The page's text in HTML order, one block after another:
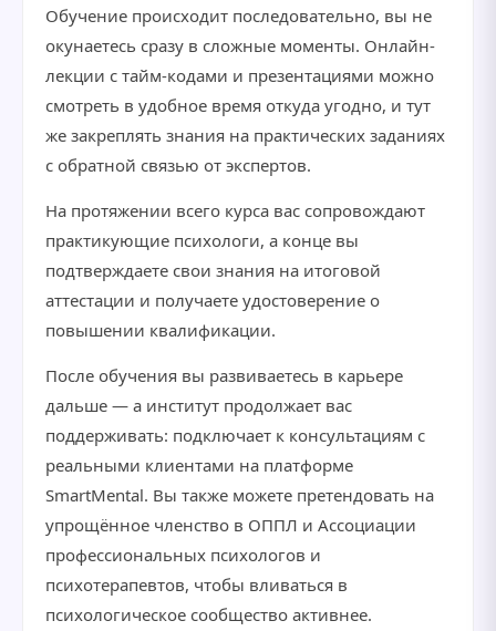
Обучение происходит последовательно, вы не
окунаетесь сразу в сложные моменты. Онлайн-
лекции с тайм-кодами и презентациями можно
смотреть в удобное время откуда угодно, и тут
же закреплять знания на практических заданиях
с обратной связью от экспертов.
На протяжении всего курса вас сопровождают
практикующие психологи, а конце вы
подтверждаете свои знания на итоговой
аттестации и получаете удостоверение о
повышении квалификации.
После обучения вы развиваетесь в карьере
дальше — а институт продолжает вас
поддерживать: подключает к консультациям с
реальными клиентами на платформе
SmartMental. Вы также можете претендовать на
упрощённое членство в ОППЛ и Ассоциации
профессиональных психологов и
психотерапевтов, чтобы вливаться в
психологическое сообщество активнее.